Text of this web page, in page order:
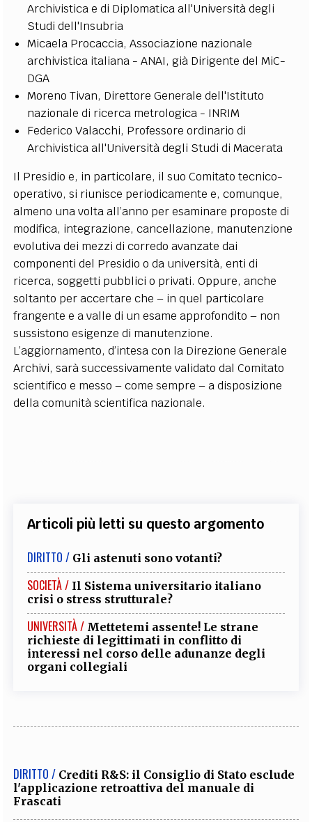
Archivistica e di Diplomatica all'Università degli
Studi dell'Insubria
Micaela Procaccia, Associazione nazionale
archivistica italiana - ANAI, già Dirigente del MiC-
DGA
Moreno Tivan, Direttore Generale dell'Istituto
nazionale di ricerca metrologica - INRIM
Federico Valacchi, Professore ordinario di
Archivistica all'Università degli Studi di Macerata
Il Presidio e, in particolare, il suo Comitato tecnico-
operativo, si riunisce periodicamente e, comunque,
almeno una volta all’anno per esaminare proposte di
modifica, integrazione, cancellazione, manutenzione
evolutiva dei mezzi di corredo avanzate dai
componenti del Presidio o da università, enti di
ricerca, soggetti pubblici o privati. Oppure, anche
soltanto per accertare che – in quel particolare
frangente e a valle di un esame approfondito – non
sussistono esigenze di manutenzione.
L’aggiornamento, d’intesa con la Direzione Generale
Archivi, sarà successivamente validato dal Comitato
scientifico e messo – come sempre – a disposizione
della comunità scientifica nazionale.
Articoli più letti su questo argomento
DIRITTO / Gli astenuti sono votanti?
SOCIETÀ / Il Sistema universitario italiano
crisi o stress strutturale?
UNIVERSITÀ / Mettetemi assente! Le strane
richieste di legittimati in conflitto di
interessi nel corso delle adunanze degli
organi collegiali
DIRITTO / Crediti R&S: il Consiglio di Stato esclude
l'applicazione retroattiva del manuale di
Frascati